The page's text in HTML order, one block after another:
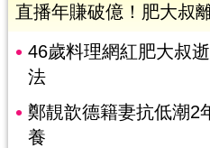
直播年賺破億！肥大叔
46歲料理網紅肥大叔
法
鄭靚歆德籍妻抗低潮
養